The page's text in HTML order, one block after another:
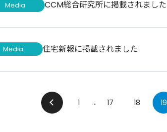
Media CCM総合研究所に掲載されました
Media 住宅新報に掲載されました
前へ 1 ... 17 18 19